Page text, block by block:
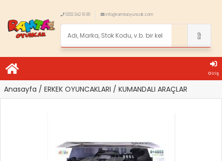
0332 342 16 90 info@ramtaoyuncak.com
Giriş
Anasayfa / ERKEK OYUNCAKLARI / KUMANDALI ARAÇLAR